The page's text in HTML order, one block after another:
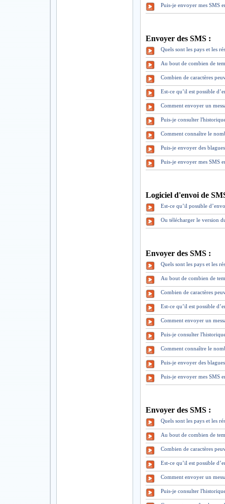
Puis-je envoyer mes SMS
Envoyer des SMS :
Quels sont les pays et les
Au bout de combien de
Combien de caractères
Est-ce qu’il est possible
Comment envoyer un
Puis-je consulter
Comment connaître le
Puis-je envoyer des
Puis-je envoyer mes SMS
Logiciel d'envoi de
Est-ce qu’il possible
Ou télécharger le version
Envoyer des SMS :
Quels sont les pays et les
Au bout de combien de
Combien de caractères
Est-ce qu’il est possible
Comment envoyer un
Puis-je consulter
Comment connaître le
Puis-je envoyer des
Puis-je envoyer mes SMS
Envoyer des SMS :
Quels sont les pays et les
Au bout de combien de
Combien de caractères
Est-ce qu’il est possible
Comment envoyer un
Puis-je consulter